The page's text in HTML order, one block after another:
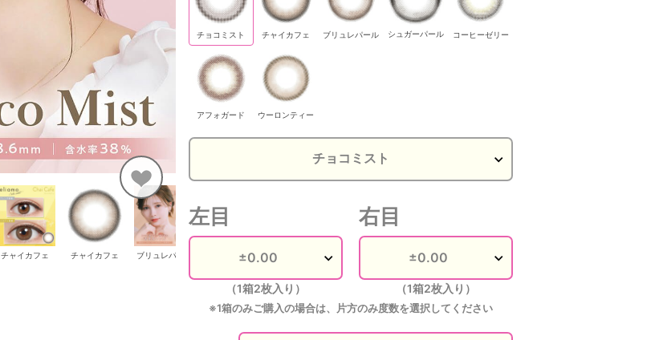
チャイカフェ チャイカフェ ブリュレパール ブリュレパール ブリュレパール シュガーパール シュガーパール
チョコミスト チャイカフェ ブリュレパール シュガーパール コーヒーゼリー
アフォガード ウーロンティー
左目
（1箱2枚入り）
右目
（1箱2枚入り）
※1箱のみご購入の場合は、片方のみ度数を選択してください